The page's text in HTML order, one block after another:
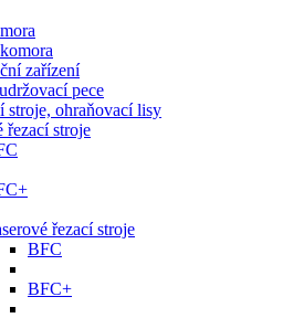
zařízení
pece
stroje, ohraňovací lisy
řezací stroje
řezací stroje
BFC
BFC+